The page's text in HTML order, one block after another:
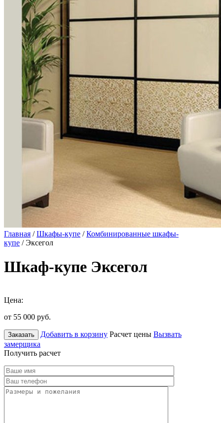
Главная /Шкафы-купе /Комбинированные шкафы-
купе / Эксегол
Шкаф-купе Эксегол
Цена:
от 55 000 руб.
Заказать Добавить в корзину Расчет цены Вызвать
замерщика
Получить расчет